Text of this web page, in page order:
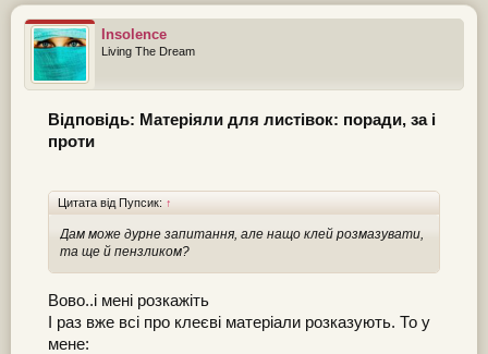
Insolence
Living The Dream
Відповідь: Матеріяли для листівок: поради, за і
проти
Цитата від Пупсик: ↑
Дам може дурне запитання, але нащо клей розмазувати,
та ще й пензликом?
Вово..і мені розкажіть
І раз вже всі про клеєві матеріали розказують. То у
мене: